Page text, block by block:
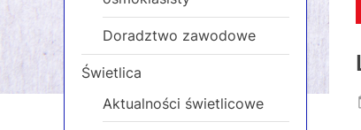
Doradztwo zawodowe
Świetlica
Aktualności świetlicowe